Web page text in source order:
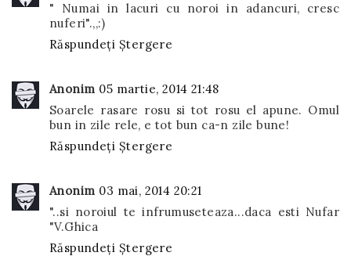
" Numai in lacuri cu noroi in adancuri, cresc
nuferi".,,:)
Răspundeți Ștergere
Anonim 05 martie, 2014 21:48
Soarele rasare rosu si tot rosu el apune. Omul
bun in zile rele, e tot bun ca-n zile bune!
Răspundeți Ștergere
Anonim 03 mai, 2014 20:21
"..si noroiul te infrumuseteaza...daca esti Nufar
"V.Ghica
Răspundeți Ștergere